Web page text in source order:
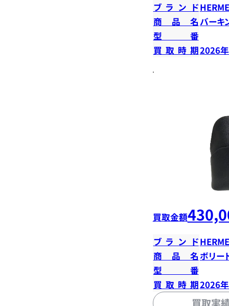
ブランド
商品名 バーキ
型番
買取時期2026
買取金額
ブランド
商品名ボリー
型番
買取時期2026
買取実